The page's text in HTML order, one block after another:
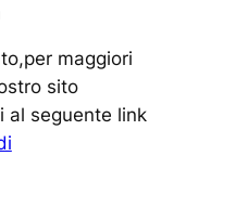
maggiori
sito
al seguente link